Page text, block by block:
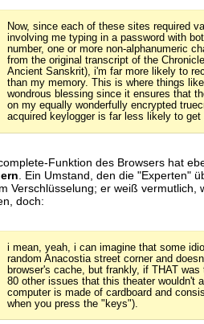
Now, since each of these sites required
involving me typing in a password with
number, one or more non-alphanumeric
from the original transcript of the
Ancient Sanskrit), i'm far more likely to
than my memory. This is where things
wondrous blessing since it ensures that
on my equally wonderfully encrypted
acquired keylogger is far less likely to
Funktion des Browsers hat
. Ein Umstand, den die "Experten"
Verschlüsselung; er weiß vermutlich,
doch:
i mean, yeah, i can imagine that some
random Anacostia street corner and
browser's cache, but frankly, if THAT
80 other issues that this theater wouldn't
computer is made of cardboard and
when you press the "keys").